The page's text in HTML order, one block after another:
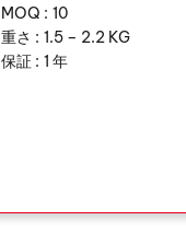
MOQ : 10
重さ : 1.5 – 2.2 KG
保証 : 1 年